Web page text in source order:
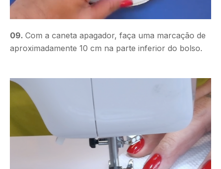
09. Com a caneta apagador, faça uma marcação de
aproximadamente 10 cm na parte inferior do bolso.